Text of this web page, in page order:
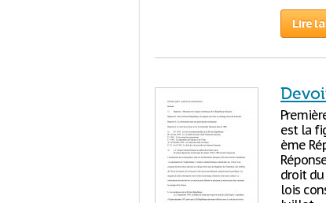
Lire
est la
ème
droit du
lois